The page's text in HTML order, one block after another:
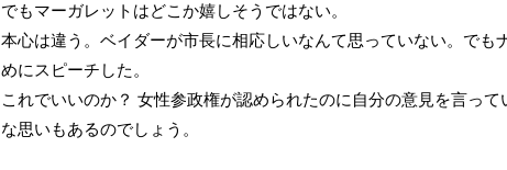
でもマーガレットはどこか嬉しそうではない。
本心は違う。ベイダーが市長に相応しいなんて思っていない。でも
めにスピーチした。
これでいいのか？ 女性参政権が認められたのに自分の意見を言って
な思いもあるのでしょう。